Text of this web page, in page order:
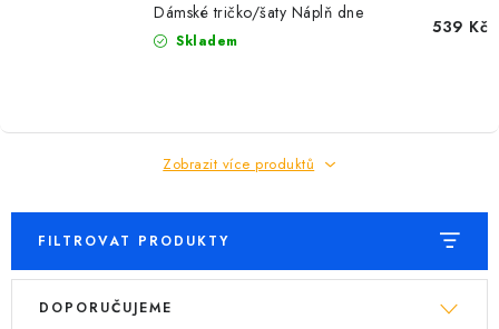
Dámské tričko/šaty Náplň dne
Skladem
539 Kč
Zobrazit více produktů
FILTROVAT PRODUKTY
V
Ř
DOPORUČUJEME